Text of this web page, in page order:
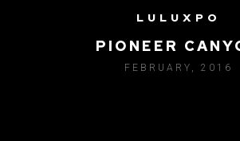
LULUXPO
PIONEER
FEBRUARY, 2016